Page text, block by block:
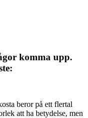
komma upp.
beror på ett flertal
att ha betydelse, men